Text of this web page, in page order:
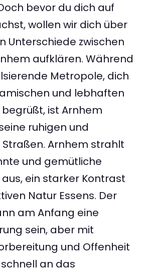
bevor du dich auf
wollen wir dich über
Unterschiede zwischen
aufklären. Während
Metropole, dich
und lebhaften
ist Arnhem
ruhigen und
Arnhem strahlt
und gemütliche
ein starker Kontrast
Natur Essens. Der
am Anfang eine
sein, aber mit
und Offenheit
an das